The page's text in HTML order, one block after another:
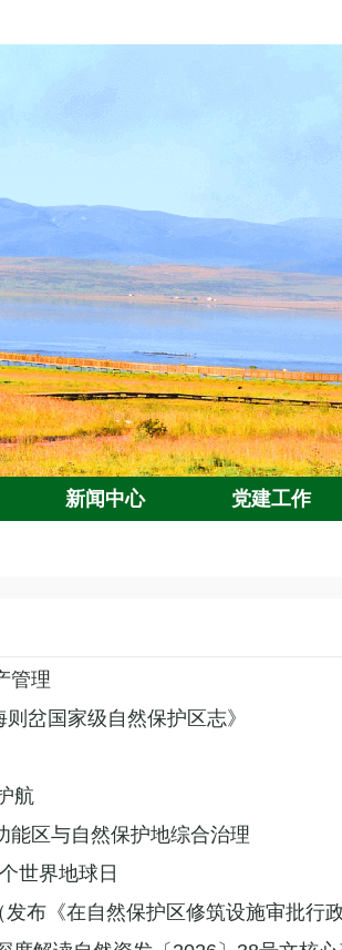
新闻中心 党建工作
管理
岔国家级自然保护区志》
航
能区与自然保护地综合治理
世界地球日
布《在自然保护区修筑设施审批行